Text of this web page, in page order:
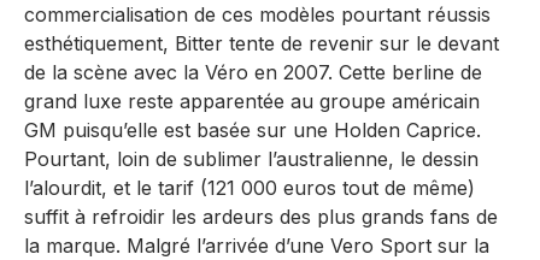
commercialisation de ces modèles pourtant réussis
esthétiquement, Bitter tente de revenir sur le devant
de la scène avec la Véro en 2007. Cette berline de
grand luxe reste apparentée au groupe américain
GM puisqu’elle est basée sur une Holden Caprice.
Pourtant, loin de sublimer l’australienne, le dessin
l’alourdit, et le tarif (121 000 euros tout de même)
suffit à refroidir les ardeurs des plus grands fans de
la marque. Malgré l’arrivée d’une Vero Sport sur la